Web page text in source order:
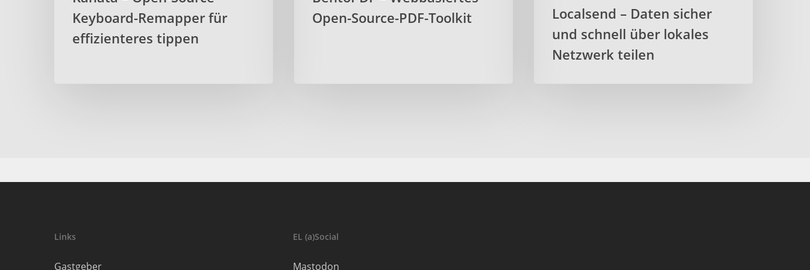
Keyboard-Remapper für
effizienteres tippen
Open-Source-PDF-Toolkit
Localsend – Daten sicher
und schnell über lokales
Netzwerk teilen
Links
Gastgeber
EL (a)Social
Mastodon